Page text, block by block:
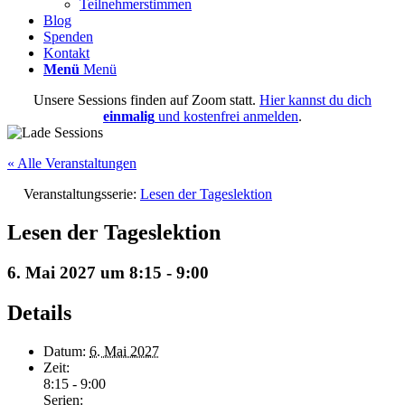
Teilnehmerstimmen
Blog
Spenden
Kontakt
Menü Menü
Unsere Sessions finden auf Zoom statt. Hier kannst du dich
einmalig und kostenfrei anmelden.
« Alle Veranstaltungen
Veranstaltungsserie: Lesen der Tageslektion
Lesen der Tageslektion
6. Mai 2027 um 8:15 - 9:00
Details
Datum: 6. Mai 2027
Zeit:
8:15 - 9:00
Serien: